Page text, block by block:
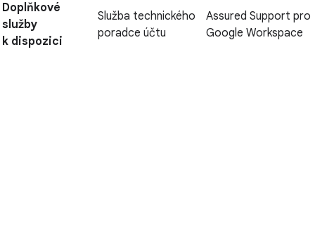
Doplňkové
služby
k dispozici
Služba technického
poradce účtu
Assured Support pro
Google Workspace